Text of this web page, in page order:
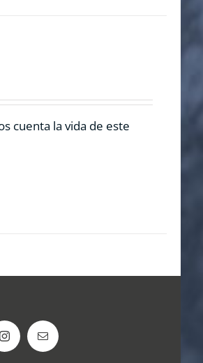
cuenta la vida de este